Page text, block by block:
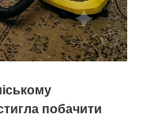
побачити